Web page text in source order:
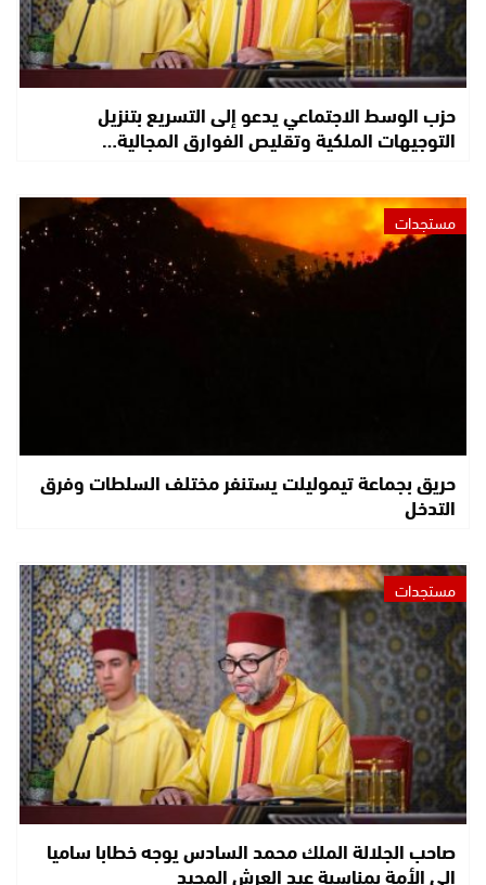
حزب الوسط الاجتماعي يدعو إلى التسريع بتنزيل
التوجيهات الملكية وتقليص الفوارق المجالية…
مستجدات
حريق بجماعة تيموليلت يستنفر مختلف السلطات وفرق
التدخل
مستجدات
صاحب الجلالة الملك محمد السادس يوجه خطابا ساميا
إلى الأمة بمناسبة عيد العرش المجيد